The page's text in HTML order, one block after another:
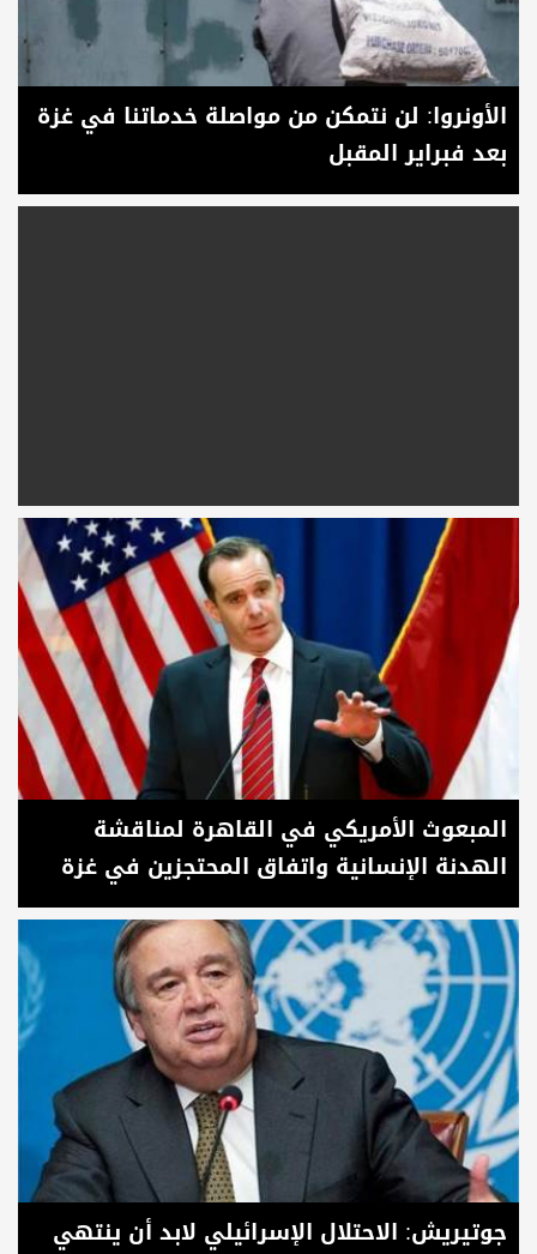
الأونروا: لن نتمكن من مواصلة خدماتنا في غزة
بعد فبراير المقبل
المبعوث الأمريكي في القاهرة لمناقشة
الهدنة الإنسانية واتفاق المحتجزين في غزة
جوتيريش: الاحتلال الإسرائيلي لابد أن ينتهي